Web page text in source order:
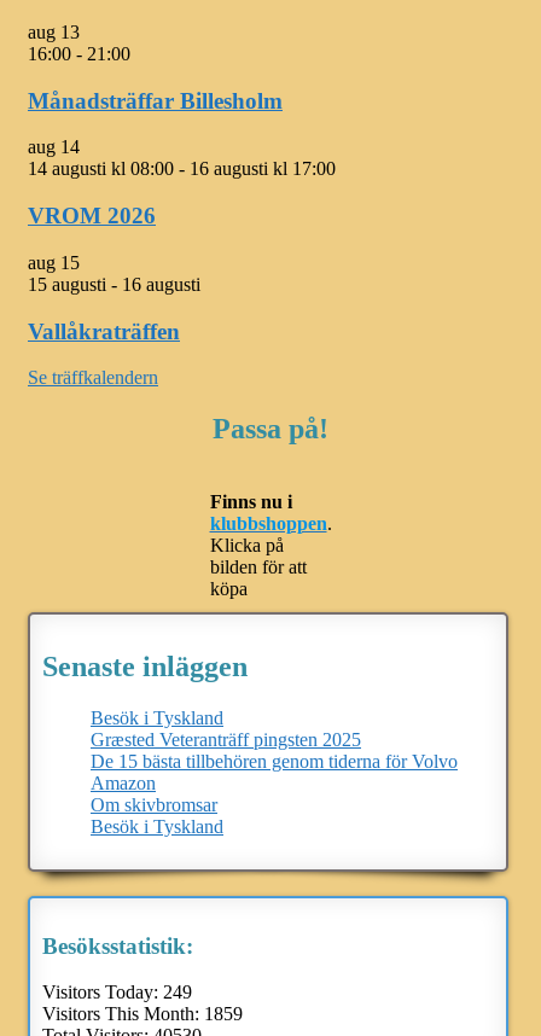
aug 13
16:00 - 21:00
Månadsträffar Billesholm
aug 14
14 augusti kl 08:00 - 16 augusti kl 17:00
VROM 2026
aug 15
15 augusti - 16 augusti
Vallåkraträffen
Se träffkalendern
Passa på!
Finns nu i
klubbshoppen.
Klicka på
bilden för att
köpa
Senaste inläggen
Besök i Tyskland
Græsted Veteranträff pingsten 2025
De 15 bästa tillbehören genom tiderna för Volvo
Amazon
Om skivbromsar
Besök i Tyskland
Besöksstatistik:
Visitors Today: 249
Visitors This Month: 1859